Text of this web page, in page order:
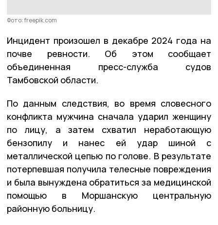
Фото: freepik.com
Инцидент произошел в декабре 2024 года на
почве ревности. Об этом сообщает
объединенная пресс-служба судов
Тамбовской области.
По данным следствия, во время словесного
конфликта мужчина сначала ударил женщину
по лицу, а затем схватил неработающую
бензопилу и нанес ей удар шиной с
металлической цепью по голове. В результате
потерпевшая получила телесные повреждения
и была вынуждена обратиться за медицинской
помощью в Моршанскую центральную
районную больницу.